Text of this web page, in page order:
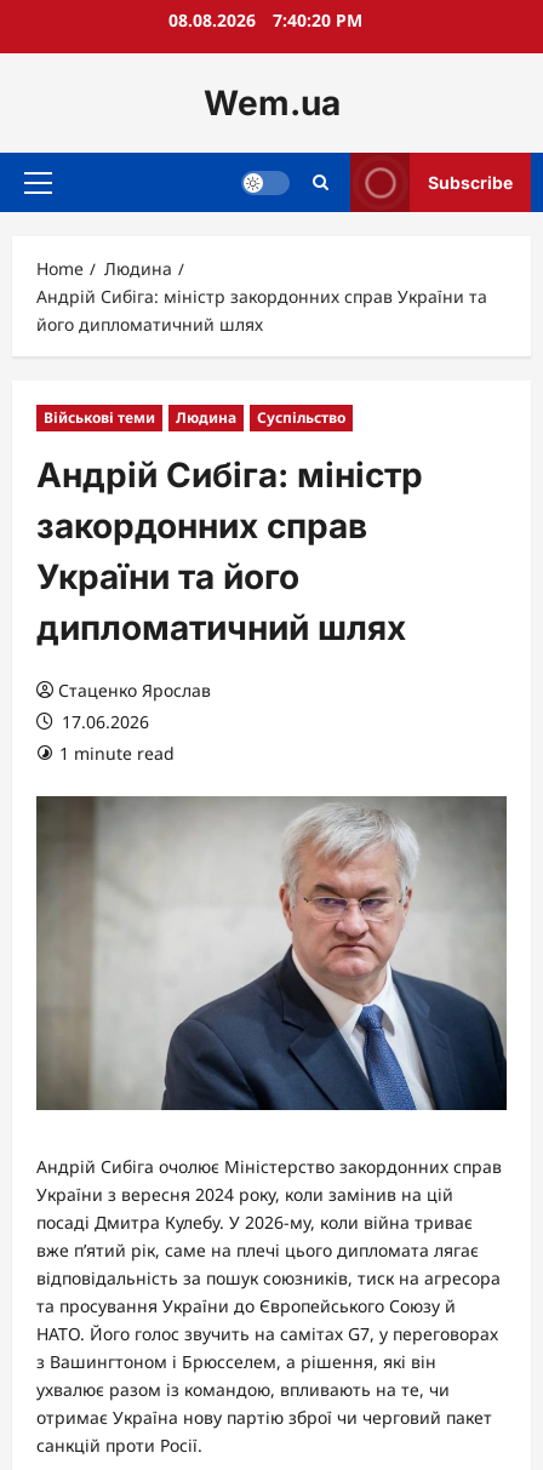
08.08.2026 7:40:21 PM
Wem.ua
Primary
Subscribe
Home
Людина
Андрій Сибіга: міністр закордонних справ України та
його дипломатичний шлях
Військові теми Людина Суспільство
Андрій Сибіга: міністр
закордонних справ
України та його
дипломатичний шлях
Стаценко Ярослав
17.06.2026
1 minute read
Андрій Сибіга очолює Міністерство закордонних справ
України з вересня 2024 року, коли замінив на цій
посаді Дмитра Кулебу. У 2026-му, коли війна триває
вже п’ятий рік, саме на плечі цього дипломата лягає
відповідальність за пошук союзників, тиск на агресора
та просування України до Європейського Союзу й
НАТО. Його голос звучить на самітах G7, у переговорах
з Вашингтоном і Брюсселем, а рішення, які він
ухвалює разом із командою, впливають на те, чи
отримає Україна нову партію зброї чи черговий пакет
санкцій проти Росії.